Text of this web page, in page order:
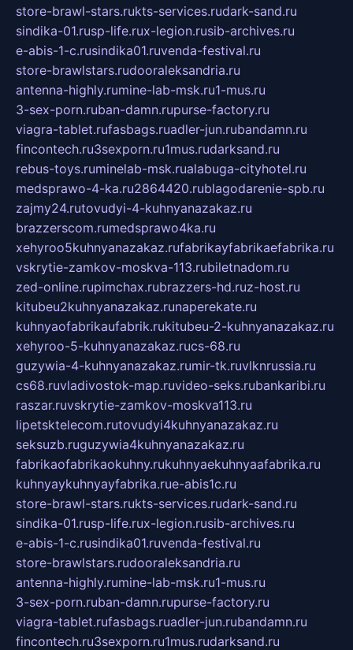
store-brawl-stars.rukts-services.rudark-sand.ru
sindika-01.rusp-life.rux-legion.rusib-archives.ru
e-abis-1-c.rusindika01.ruvenda-festival.ru
store-brawlstars.rudooraleksandria.ru
antenna-highly.rumine-lab-msk.ru1-mus.ru
3-sex-porn.ruban-damn.rupurse-factory.ru
viagra-tablet.rufasbags.ruadler-jun.rubandamn.ru
fincontech.ru3sexporn.ru1mus.rudarksand.ru
rebus-toys.ruminelab-msk.rualabuga-cityhotel.ru
medsprawo-4-ka.ru2864420.rublagodarenie-spb.ru
zajmy24.rutovudyi-4-kuhnyanazakaz.ru
brazzerscom.rumedsprawo4ka.ru
xehyroo5kuhnyanazakaz.rufabrikayfabrikaefabrika.ru
vskrytie-zamkov-moskva-113.rubiletnadom.ru
zed-online.rupimchax.rubrazzers-hd.ruz-host.ru
kitubeu2kuhnyanazakaz.runaperekate.ru
kuhnyaofabrikaufabrik.rukitubeu-2-kuhnyanazakaz.ru
xehyroo-5-kuhnyanazakaz.rucs-68.ru
guzywia-4-kuhnyanazakaz.rumir-tk.ruvlknrussia.ru
cs68.ruvladivostok-map.ruvideo-seks.rubankaribi.ru
raszar.ruvskrytie-zamkov-moskva113.ru
lipetsktelecom.rutovudyi4kuhnyanazakaz.ru
seksuzb.ruguzywia4kuhnyanazakaz.ru
fabrikaofabrikaokuhny.rukuhnyaekuhnyaafabrika.ru
kuhnyaykuhnyayfabrika.rue-abis1c.ru
store-brawl-stars.rukts-services.rudark-sand.ru
sindika-01.rusp-life.rux-legion.rusib-archives.ru
e-abis-1-c.rusindika01.ruvenda-festival.ru
store-brawlstars.rudooraleksandria.ru
antenna-highly.rumine-lab-msk.ru1-mus.ru
3-sex-porn.ruban-damn.rupurse-factory.ru
viagra-tablet.rufasbags.ruadler-jun.rubandamn.ru
fincontech.ru3sexporn.ru1mus.rudarksand.ru